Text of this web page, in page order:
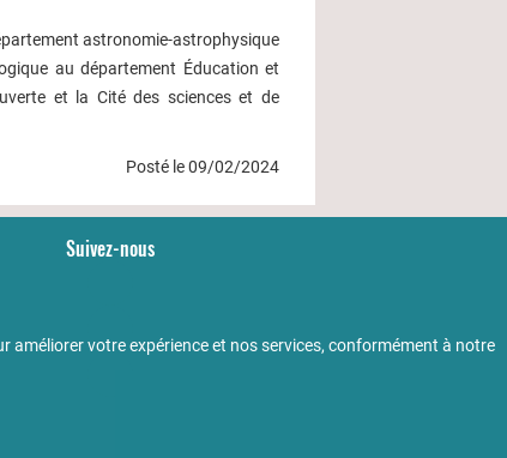
astronomie-astrophysique
au département Éducation et
et la Cité des sciences et de
Posté le 09/02/2024
Suivez-nous
LinkedIn
améliorer votre expérience et nos services, conformément à notre